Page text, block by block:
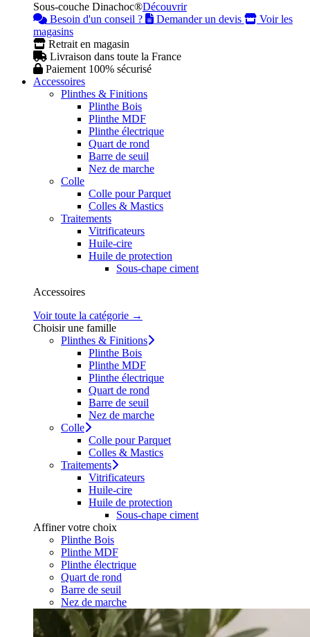
Sous-couche Dinachoc®Découvrir
Besoin d'un conseil ?
Demander un devis
Voir les
magasins
Retrait en magasin
Livraison dans toute la France
Paiement 100% sécurisé
Accessoires
Plinthes & Finitions
Plinthe Bois
Plinthe MDF
Plinthe électrique
Quart de rond
Barre de seuil
Nez de marche
Colle
Colle pour Parquet
Colles & Mastics
Traitements
Vitrificateurs
Huile-cire
Huile de protection
Sous-chape ciment
Accessoires
Voir toute la catégorie →
Choisir une famille
Plinthes & Finitions
Plinthe Bois
Plinthe MDF
Plinthe électrique
Quart de rond
Barre de seuil
Nez de marche
Colle
Colle pour Parquet
Colles & Mastics
Traitements
Vitrificateurs
Huile-cire
Huile de protection
Sous-chape ciment
Affiner votre choix
Plinthe Bois
Plinthe MDF
Plinthe électrique
Quart de rond
Barre de seuil
Nez de marche